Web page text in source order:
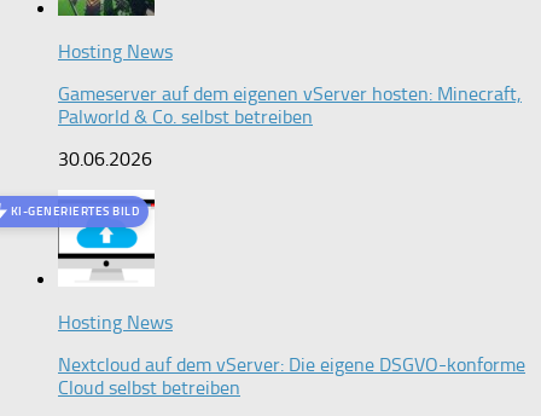
Hosting News
Gameserver auf dem eigenen vServer hosten: Minecraft,
Palworld & Co. selbst betreiben
30.06.2026
KI-GENERIERTES BILD
Hosting News
Nextcloud auf dem vServer: Die eigene DSGVO-konforme
Cloud selbst betreiben